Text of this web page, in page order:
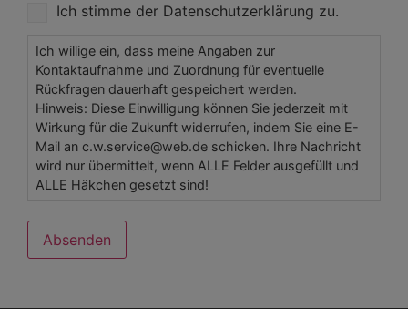
Ich stimme der Datenschutzerklärung zu.
Ich willige ein, dass meine Angaben zur
Kontaktaufnahme und Zuordnung für eventuelle
Rückfragen dauerhaft gespeichert werden.
Hinweis: Diese Einwilligung können Sie jederzeit mit
Wirkung für die Zukunft widerrufen, indem Sie eine E-
Mail an c.w.service@web.de schicken. Ihre Nachricht
wird nur übermittelt, wenn ALLE Felder ausgefüllt und
ALLE Häkchen gesetzt sind!
Absenden